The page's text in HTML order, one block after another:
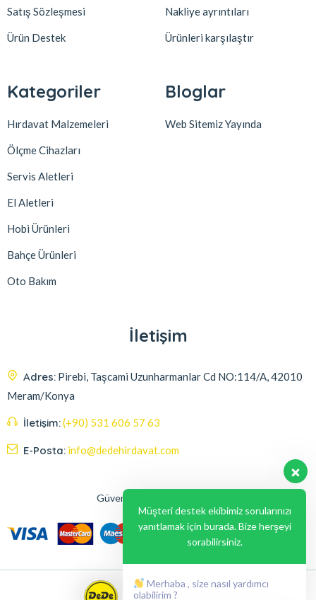
Satış Sözleşmesi
Ürün Destek
Nakliye ayrıntıları
Ürünleri karşılaştır
Kategoriler
Hırdavat Malzemeleri
Ölçme Cihazları
Servis Aletleri
El Aletleri
Hobi Ürünleri
Bahçe Ürünleri
Oto Bakım
Bloglar
Web Sitemiz Yayında
İletişim
Adres: Pirebi, Taşcami Uzunharmanlar Cd NO:114/A, 42010
Meram/Konya
İletişim:(+90) 531 606 57 63
E-Posta: info@dedehirdavat.com
Güvenli Ödeme Seçenekleri
Müşteri destek ekibimiz sorularınızı
yanıtlamak için burada. Bize herşeyi
sorabilirsiniz.
Merhaba , size nasıl yardımcı
olabilirim ?